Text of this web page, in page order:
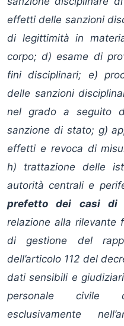
effetti delle sanzioni
di legittimità in
corpo; d) esame di
fini disciplinari; e)
delle sanzioni
nel grado a seguito
sanzione di stato; g)
effetti e revoca di
h) trattazione delle
autorità centrali e
prefetto dei casi di
relazione alla rilevante
di gestione del
dell’articolo 112 del
dati sensibili e
personale civile
esclusivamente